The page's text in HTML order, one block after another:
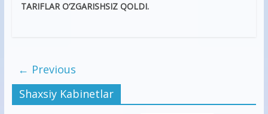
TARIFLAR O‘ZGARISHSIZ QOLDI.
← Previous
Shaxsiy Kabinetlar